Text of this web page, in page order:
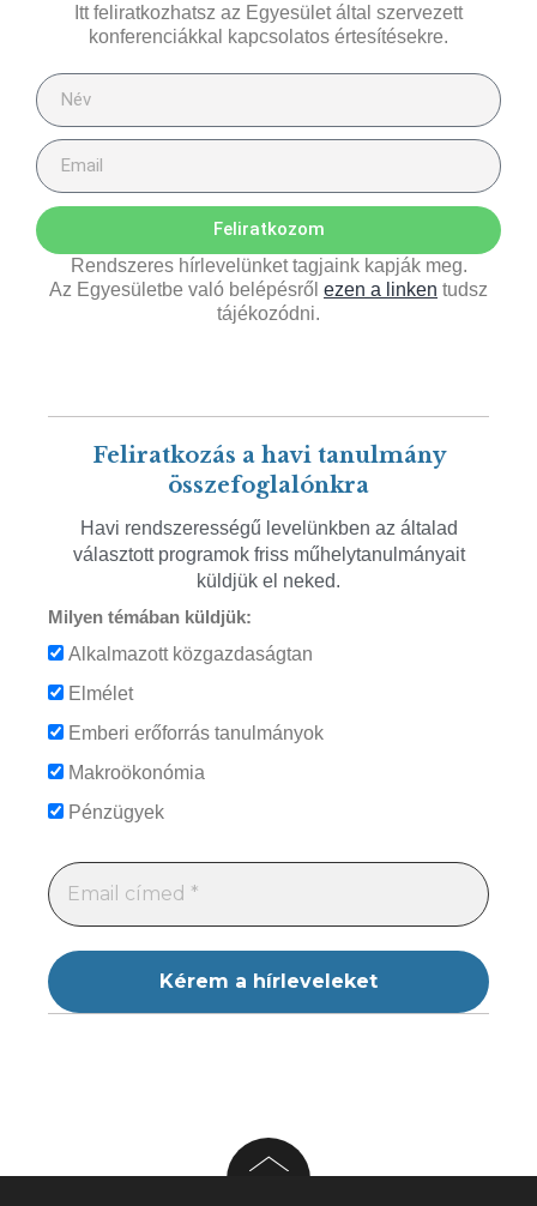
Itt feliratkozhatsz az Egyesület által szervezett
konferenciákkal kapcsolatos értesítésekre.
Feliratkozom
Rendszeres hírlevelünket tagjaink kapják meg.
Az Egyesületbe való belépésről ezen a linken tudsz
tájékozódni.
Feliratkozás a havi tanulmány
összefoglalónkra
Havi rendszerességű levelünkben az általad
választott programok friss műhelytanulmányait
küldjük el neked.
Milyen témában küldjük:
Alkalmazott közgazdaságtan
Elmélet
Emberi erőforrás tanulmányok
Makroökonómia
Pénzügyek